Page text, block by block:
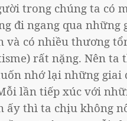
trong chúng ta có
đi ngang qua những
và có nhiều thương
rất nặng. Nên ta
nhớ lại những giai
lần tiếp xúc với
ấy thì ta chịu không